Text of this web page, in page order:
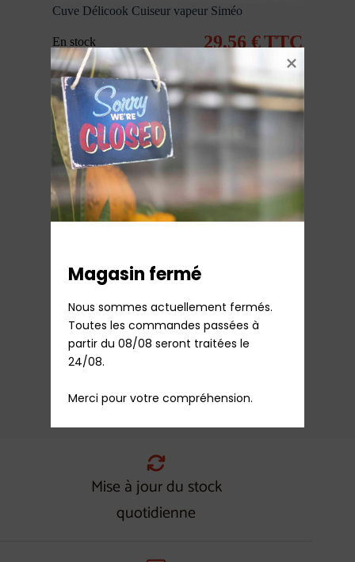
Cuve Délicook Cuiseur vapeur Siméo
En stock 29,56 €TTC
Ajouter au panier
Chiffonnette NT250 Nettoyeur Vapeur Siméo-
DEFINITIVEMENT EPUISE-
Rupture de stock 9,90
Ajouter au panier
Mise à jour du stock
quotidienne
Magasin fermé
Nous sommes actuellement fermés.
Toutes les commandes passées à
partir du 08/08 seront traitées le
24/08.
Merci pour votre compréhension.